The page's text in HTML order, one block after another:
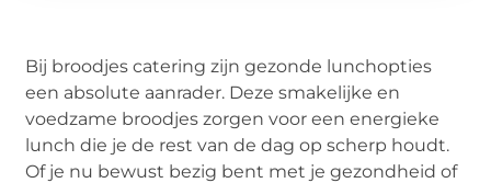
Bij broodjes catering zijn gezonde lunchopties
een absolute aanrader. Deze smakelijke en
voedzame broodjes zorgen voor een energieke
lunch die je de rest van de dag op scherp houdt.
Of je nu bewust bezig bent met je gezondheid of